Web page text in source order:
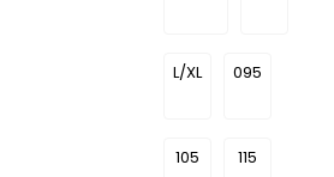
L/XL 095
105 115